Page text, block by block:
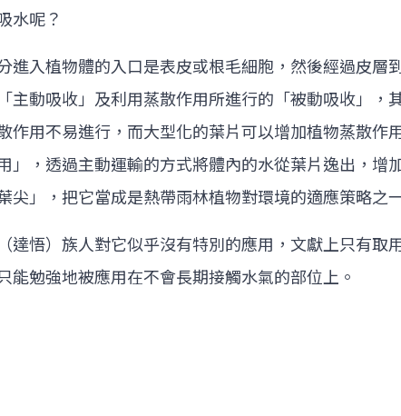
水呢？
入植物體的入口是表皮或根毛細胞，然後經過皮層
動吸收」及利用蒸散作用所進行的「被動吸收」，
用不易進行，而大型化的葉片可以增加植物蒸散作
，透過主動運輸的方式將體內的水從葉片逸出，增
」，把它當成是熱帶雨林植物對環境的適應策略之
悟）族人對它似乎沒有特別的應用，文獻上只有取
勉強地被應用在不會長期接觸水氣的部位上。